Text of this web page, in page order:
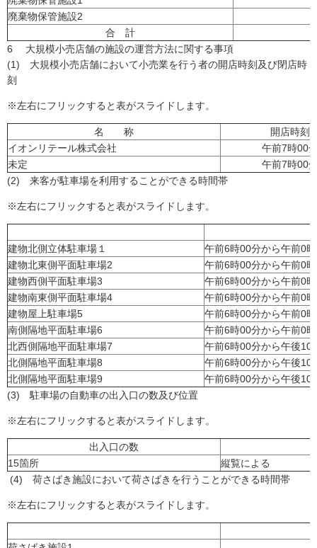
廃棄物保管施設2
合 計
6 大規模小売店舗の施設の運営方法に関する事項
(1) 大規模小売店舗において小売業を行う者の開店時刻及び閉店時
刻
※左右にフリックすると表がスライドします。
名 称
開店時刻
イオンリテール株式会社
午前7時00
未定
午前7時00
(2) 来客が駐車場を利用することができる時間帯
※左右にフリックすると表がスライドします。
建物北側立体駐車場１
午前6時00分から午前0
建物北東側平面駐車場2
午前6時00分から午前0
建物西側平面駐車場3
午前6時00分から午前0
建物南東側平面駐車場4
午前6時00分から午前0
建物屋上駐車場5
午前6時00分から午前0
南側隔地平面駐車場6
午前6時00分から午前0
北西側隔地平面駐車場7
午前6時00分から午後10
北側隔地平面駐車場8
午前6時00分から午後10
北側隔地平面駐車場9
午前6時00分から午後10
(3) 駐車場の自動車の出入口の数及び位置
※左右にフリックすると表がスライドします。
出入口の数
15箇所
縦覧による
(4) 荷さばき施設において荷さばきを行うことができる時間帯
※左右にフリックすると表がスライドします。